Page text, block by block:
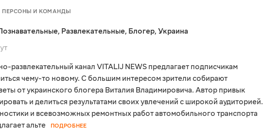
ПЕРСОНЫ И КОМАНДЫ
, Развлекательные, Блогер, Украина
развлекательный канал VITALIJ NEWS предлагает подписчикам
чему-то новому. С большим интересом зрители собирают
от украинского блогера Виталия Владимировича. Автор привык
и делиться результатами своих увлечений с широкой аудиторией.
и всевозможных ремонтных работ автомобильного транспорта
альте
ПОДРОБНЕЕ